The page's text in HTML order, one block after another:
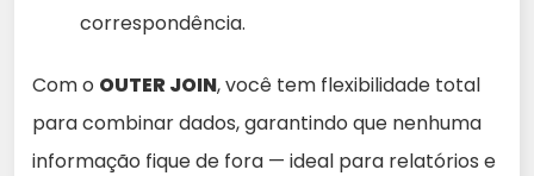
correspondência.
Com o OUTER JOIN, você tem flexibilidade total
para combinar dados, garantindo que nenhuma
informação fique de fora — ideal para relatórios e